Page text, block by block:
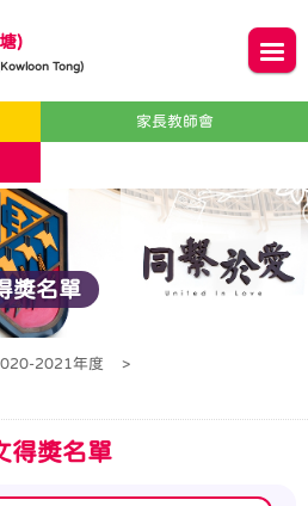
)
Tong)
家長教師會
奬名單
2021年度
>
得奬名單